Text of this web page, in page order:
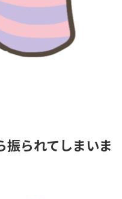
られてしまいま